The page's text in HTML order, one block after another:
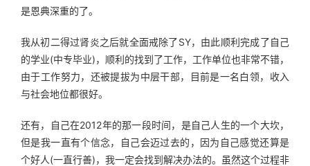
是恩典深重的了。
我从初二得过肾炎之后就全面戒除了SY，由此顺利完成了自己
的学业(中专毕业)，顺利的找到了工作，工作单位也非常不错，
由于工作努力，还被提拔为中层干部，目前是一名白领，收入
与社会地位都很好。
还有，自己在2012年的那一段时间，是自己人生的一个大坎，
但是我一直有个信念，自己会迈过去的，因为自己感觉还算是
个好人(一直行善)，我一定会找到解决办法的。虽然这个过程非